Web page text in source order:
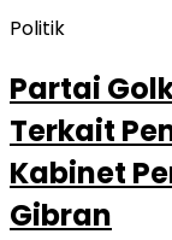
Politik
Partai
Terkait
Kabinet
Gibran